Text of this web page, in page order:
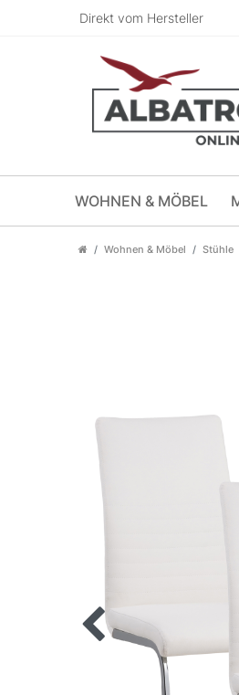
Direkt vom Hersteller
WOHNEN & MÖBEL
Wohnen & Möbel Stühle